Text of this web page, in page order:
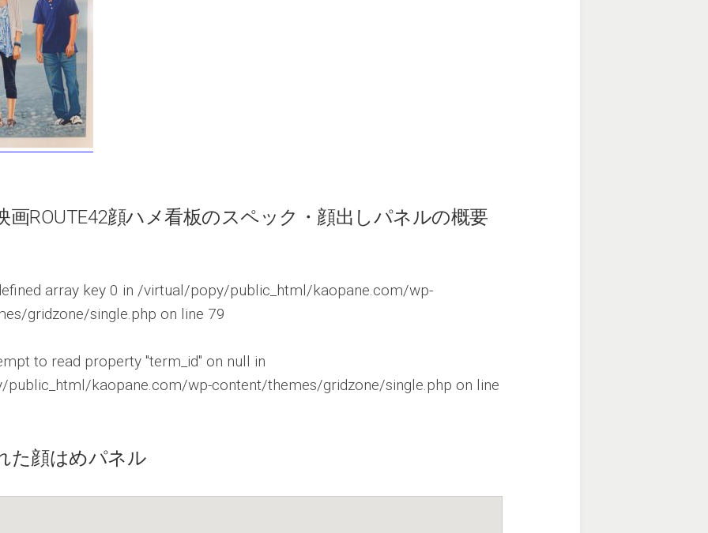
画ROUTE42顔ハメ看板のスペック・顔出しパネルの概要
array key 0 in /virtual/popy/public_html/kaopane.com/wp-
gridzone/single.php on line 79
to read property "term_id" on null in
kaopane.com/wp-content/themes/gridzone/single.php on line
た顔はめパネル